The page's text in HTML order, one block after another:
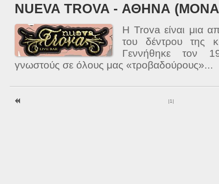
NUEVA ΤROVA - ΑΘΗΝΑ
Η Trova είναι μια
του δέντρου της
Γεννήθηκε τον
γνωστούς σε όλους μας «τροβαδούρους»...
|1 |